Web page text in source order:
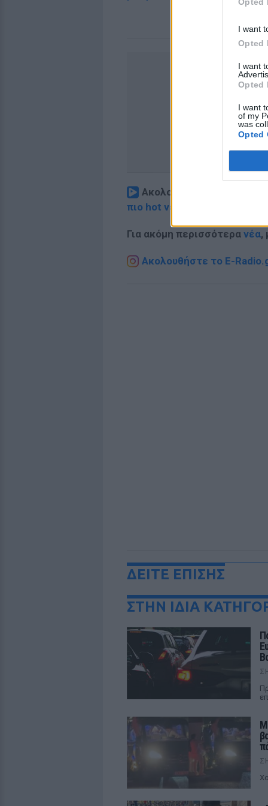
I want
Opted
I want
Opted
I want
of my
was
Opted
Ακολουθήστε το E-
πιο hot νέα
Για ακόμη περισσότερα νέα,
Ακολουθήστε το E-
ΔΕΙΤΕ ΕΠΙΣΗΣ
ΣΤΗΝ ΙΔΙΑ